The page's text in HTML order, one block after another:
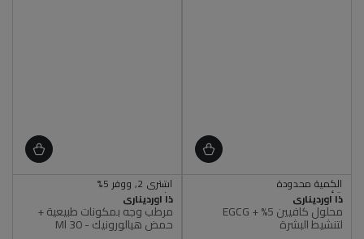
أصلي 100%
الكمية محدودة
أصلي 100%
البائع
ذا اورديناري
محلول كافيين 5% + EGCG
لتنشيط البشرة
اشتري 3, ووفر 7%
متوفر
أصلي 100%
اشتري 2, ووفر 5%
البائع
ذا اورديناري
مرطب وجه بمكونات طبيعية +
حمض هيالورونيك - 30 Ml